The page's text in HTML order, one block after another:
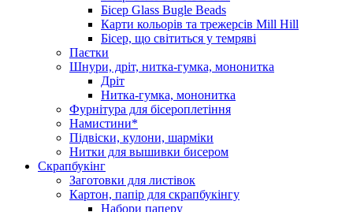
Бісер Glass Bugle Beads
Карти кольорів та трежерсів Mill Hill
Бісер, що світиться у темряві
Паєтки
Шнури, дріт, нитка-гумка, мононитка
Дріт
Нитка-гумка, мононитка
Фурнітура для бісероплетіння
Намистини*
Підвіски, кулони, шарміки
Нитки для вышивки бисером
Скрапбукінг
Заготовки для листівок
Картон, папір для скрапбукінгу
Набори паперу